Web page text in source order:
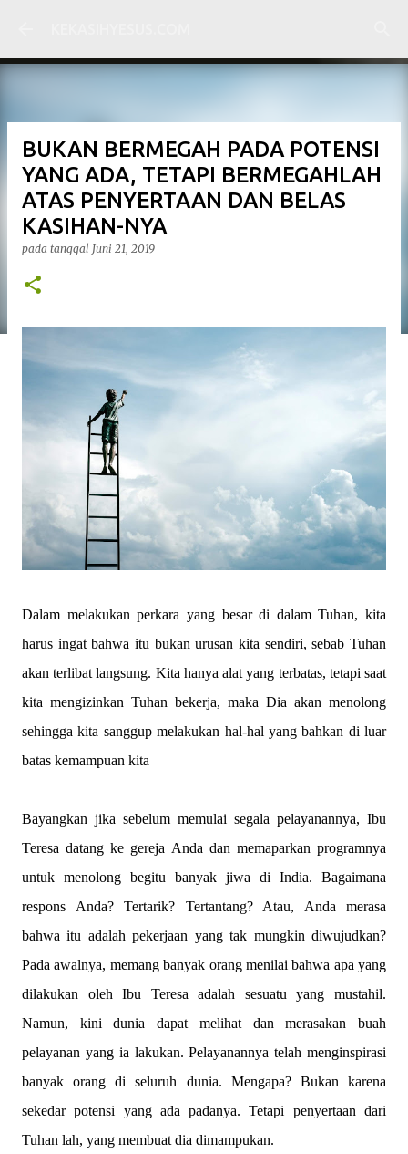
BUKAN BERMEGAH PADA POTENSI
YANG ADA, TETAPI BERMEGAHLAH
ATAS PENYERTAAN DAN BELAS
KASIHAN-NYA
pada tanggal Juni 21, 2019
Dalam melakukan perkara yang besar di dalam Tuhan, kita
harus ingat bahwa itu bukan urusan kita sendiri, sebab Tuhan
akan terlibat langsung. Kita hanya alat yang terbatas, tetapi saat
kita mengizinkan Tuhan bekerja, maka Dia akan menolong
sehingga kita sanggup melakukan hal-hal yang bahkan di luar
batas kemampuan kita
Bayangkan jika sebelum memulai segala pelayanannya, Ibu
Teresa datang ke gereja Anda dan memaparkan programnya
untuk menolong begitu banyak jiwa di India. Bagaimana
respons Anda? Tertarik? Tertantang? Atau, Anda merasa
bahwa itu adalah pekerjaan yang tak mungkin diwujudkan?
Pada awalnya, memang banyak orang menilai bahwa apa yang
dilakukan oleh Ibu Teresa adalah sesuatu yang mustahil.
Namun, kini dunia dapat melihat dan merasakan buah
pelayanan yang ia lakukan. Pelayanannya telah menginspirasi
banyak orang di seluruh dunia. Mengapa? Bukan karena
sekedar potensi yang ada padanya. Tetapi penyertaan dari
Tuhan lah, yang membuat dia dimampukan.